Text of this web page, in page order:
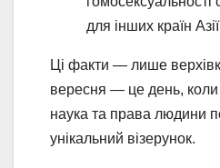
для інших країн
Ці факти — лише
вересня — це день, коли
наука та права людини
унікальний візерунок.